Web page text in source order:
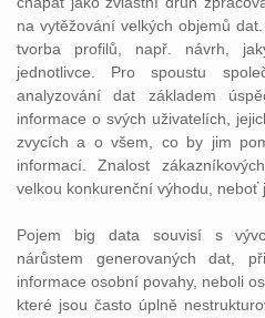
na vytěžování velkých objemů
tvorba profilů, např. návrh,
jednotlivce. Pro spoustu
analyzování dat základem
informace o svých uživatelích,
zvycích a o všem, co by jim
informací. Znalost
velkou konkurenční výhodu, neboť
Pojem big data souvisí s
nárůstem generovaných dat,
informace osobní povahy, neboli
které jsou často úplně